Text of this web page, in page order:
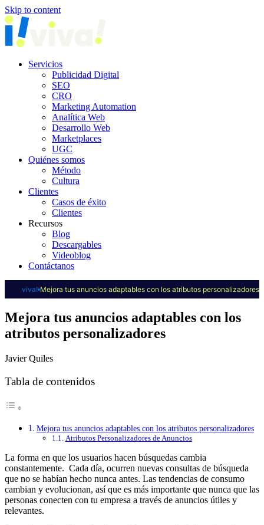
Skip to content
Servicios
Publicidad Digital
SEO
CRO
Marketing Automation
Analítica Web
Desarrollo Web
Marketplaces
UGC
Quiénes somos
Método
Cultura
Clientes
Casos de éxito
Clientes
Recursos
Blog
Descargables
Videoblog
Contáctanos
viva! Mejora tus anuncios adaptables con los atributos personalizadores
Mejora tus anuncios adaptables con los
atributos personalizadores
Javier Quiles
Tabla de contenidos
Mejora tus anuncios adaptables con los atributos personalizadores
Atributos Personalizadores de Anuncios
La forma en que los usuarios hacen búsquedas cambia
constantemente. Cada día, ocurren nuevas consultas de búsqueda
que no se habían hecho nunca antes. Las tendencias de consumo
cambian y evolucionan, así que es más importante que nunca que las
personas conecten con tu empresa a través de anuncios útiles y
relevantes.